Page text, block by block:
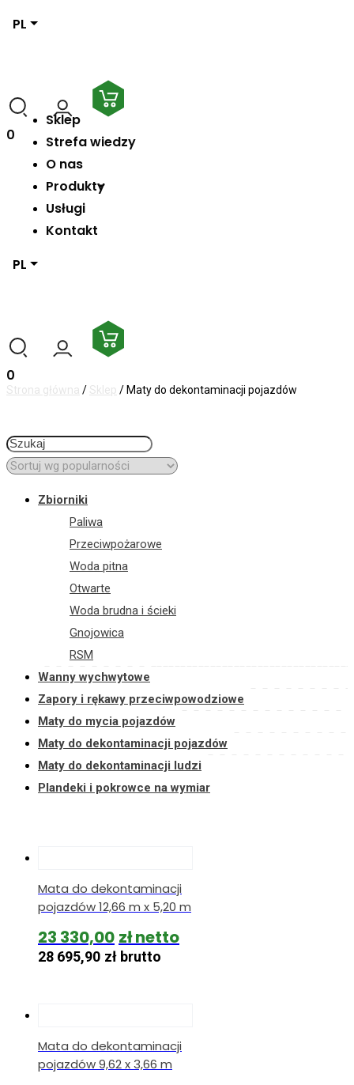
PL
0
Sklep
Strefa wiedzy
O nas
Produkty
Usługi
Kontakt
PL
0
Strona główna / Sklep / Maty do dekontaminacji pojazdów
Zbiorniki
Paliwa
Przeciwpożarowe
Woda pitna
Otwarte
Woda brudna i ścieki
Gnojowica
RSM
Wanny wychwytowe
Zapory i rękawy przeciwpowodziowe
Maty do mycia pojazdów
Maty do dekontaminacji pojazdów
Maty do dekontaminacji ludzi
Plandeki i pokrowce na wymiar
Mata do dekontaminacji
pojazdów 12,66 m x 5,20 m
23 330,00 zł
28 695,90 zł brutto
Mata do dekontaminacji
pojazdów 9,62 x 3,66 m